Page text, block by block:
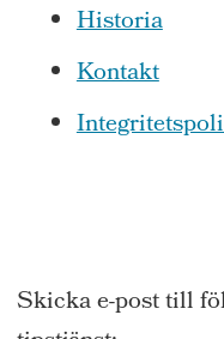
Historia
Kontakt
Skicka e-post till